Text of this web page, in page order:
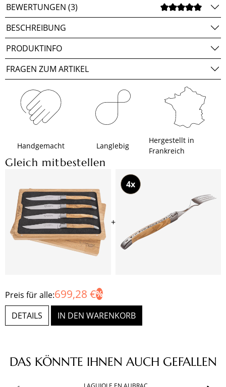
BEWERTUNGEN (3)
BESCHREIBUNG
PRODUKTINFO
FRAGEN ZUM ARTIKEL
Handgemacht Langlebig
Hergestellt in
Frankreich
Gleich mitbestellen
+
4x
Preis für alle:699,28 €
DETAILS IN DEN WARENKORB
Produktgalerie überspringen
DAS KÖNNTE IHNEN AUCH GEFALLEN